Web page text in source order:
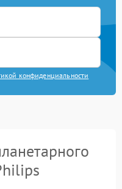
конфиденциальности